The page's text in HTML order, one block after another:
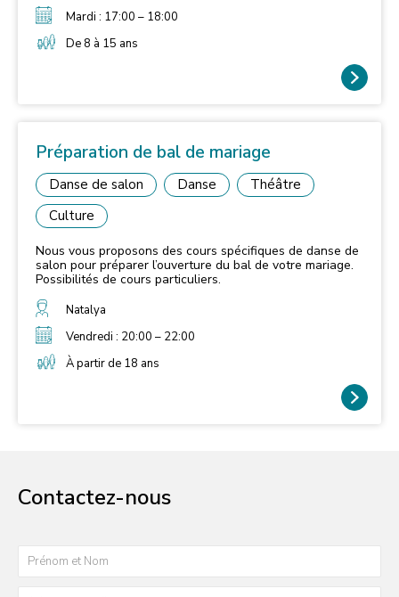
Mardi : 17:00 – 18:00
De 8 à 15 ans
Préparation de bal de mariage
Danse de salon Danse
Théâtre
Culture
Nous vous proposons des cours spécifiques de danse de
salon pour préparer l’ouverture du bal de votre mariage.
Possibilités de cours particuliers.
Natalya
Vendredi : 20:00 – 22:00
À partir de 18 ans
Contactez-nous